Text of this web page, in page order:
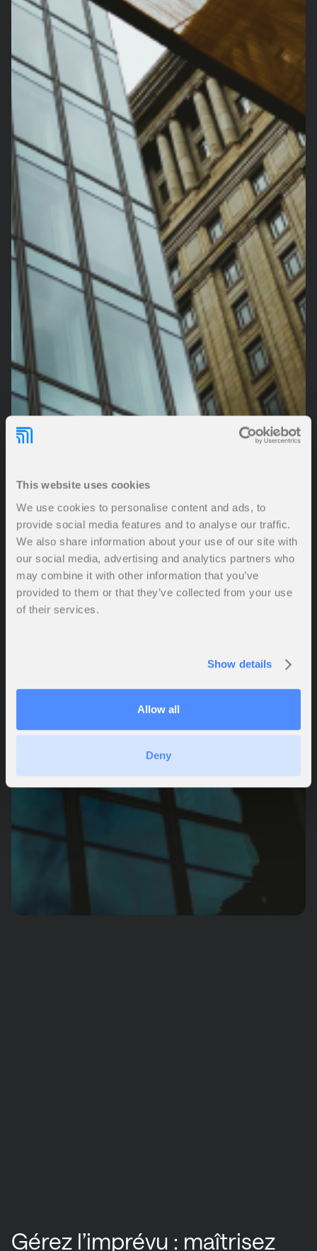
This website uses cookies
We use cookies to personalise content and ads, to
provide social media features and to analyse our traffic.
We also share information about your use of our site with
our social media, advertising and analytics partners who
may combine it with other information that you’ve
provided to them or that they’ve collected from your use
of their services.
Show details
Allow all
Deny
Gérez l’imprévu : maîtrisez